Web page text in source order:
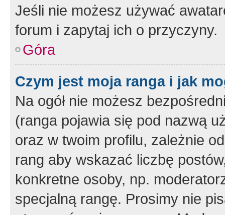
Jeśli nie możesz używać
forum i zapytaj ich o przyczyny.
Góra
Czym jest moja ranga i jak
Na ogół nie możesz
(ranga pojawia się pod nazwą
oraz w twoim profilu, zależnie
rang aby wskazać liczbę
konkretne osoby, np.
specjalną rangę. Prosimy nie